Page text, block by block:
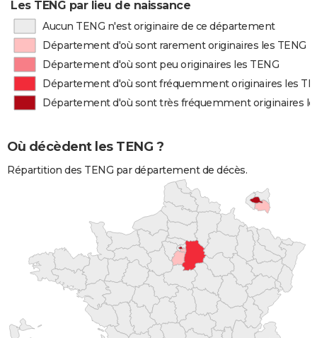
Les TENG par lieu de naissance
Aucun TENG n'est originaire de ce département
Département d'où sont rarement originaires les TENG
Département d'où sont peu originaires les TENG
Département d'où sont fréquemment originaires les
Département d'où sont très fréquemment originaires
Où décèdent les TENG ?
Répartition des TENG par département de décès.